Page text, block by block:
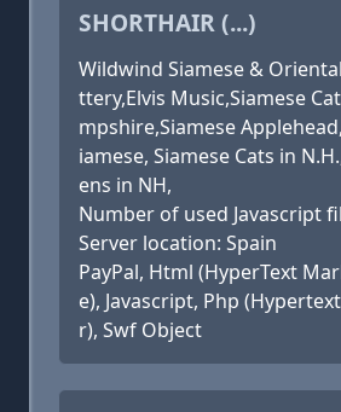
SHORTHAIR (...)
Wildwind Siamese &
ttery,Elvis Music,Siamese
mpshire,Siamese
iamese, Siamese Cats in
ens in NH,
Number of used Javascript
Server location: Spain
PayPal, Html (HyperText
e), Javascript, Php
r), Swf Object